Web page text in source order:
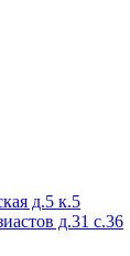
д.5 к.5
д.31 с.36